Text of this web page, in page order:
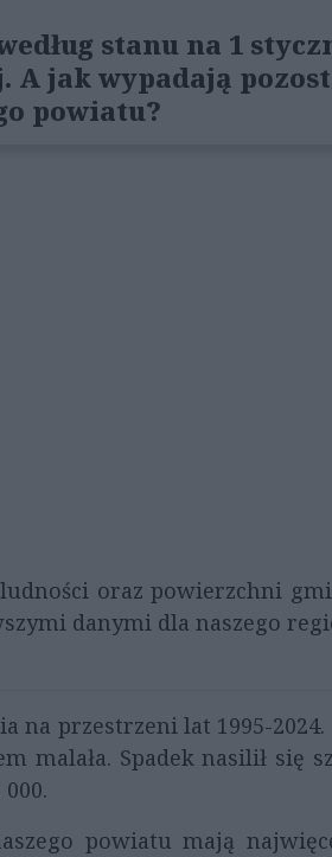
stanu na 1
A jak wypadają
powiatu?
oraz powierzchni
danymi dla naszego
przestrzeni lat 1995-2024.
malała. Spadek nasilił się
powiatu mają